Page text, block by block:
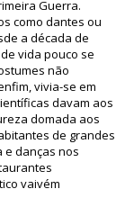
Guerra.
como dantes ou
a década de
vida pouco se
não
vivia-se em
davam aos
domada aos
de grandes
e danças nos
vaivém